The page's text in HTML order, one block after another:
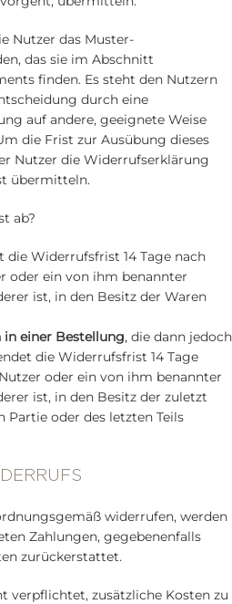
Nutzer das Muster-
das sie im Abschnitt
finden. Es steht den Nutzern
durch eine
auf andere, geeignete Weise
die Frist zur Ausübung dieses
Nutzer die Widerrufserklärung
übermitteln.
ab?
die Widerrufsfrist 14 Tage nach
oder ein von ihm benannter
ist, in den Besitz der Waren
einer Bestellung, die dann jedoch
die Widerrufsfrist 14 Tage
oder ein von ihm benannter
ist, in den Besitz der zuletzt
Partie oder des letzten Teils
widerrufen, werden
Zahlungen, gegebenenfalls
zurückerstattet.
verpflichtet, zusätzliche Kosten zu